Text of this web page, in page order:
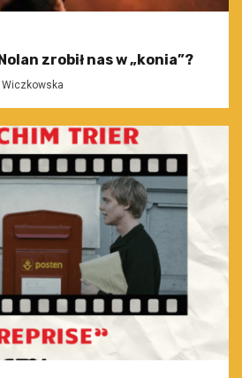
zrobił nas w „konia”?
Wiczkowska